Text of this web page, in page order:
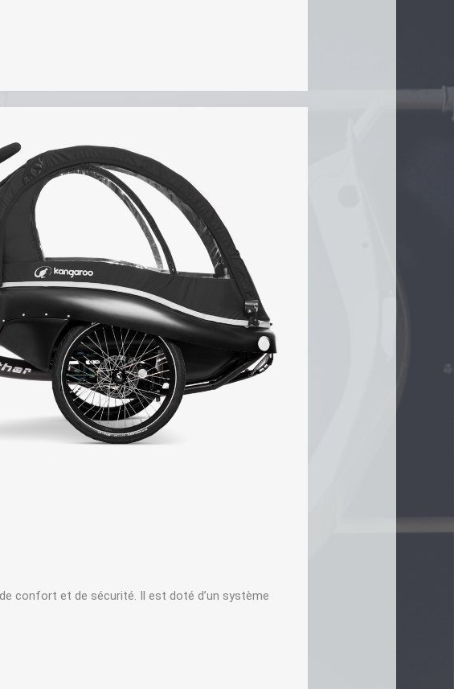
confort et de sécurité. Il est doté d’un système